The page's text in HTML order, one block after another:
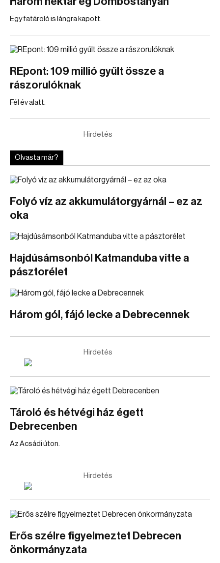
Egy fatároló is lángra kapott.
REpont: 109 millió gyűlt össze a
rászorulóknak
Fél év alatt.
Hirdetés
Olvasta már?
Folyó víz az akkumulátorgyárnál – ez az
oka
Hajdúsámsonból Katmanduba vitte a
pásztorélet
Három gól, fájó lecke a Debrecennek
Hirdetés
Tároló és hétvégi ház égett
Debrecenben
Az Acsádi úton.
Hirdetés
Erős szélre figyelmeztet Debrecen
önkormányzata